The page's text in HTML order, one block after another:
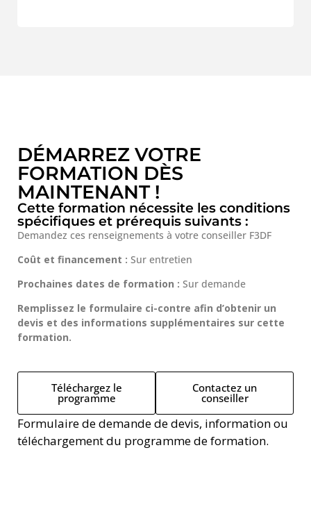
DÉMARREZ VOTRE
FORMATION DÈS
MAINTENANT !
Cette formation nécessite les conditions
spécifiques et prérequis suivants :
Demandez ces renseignements à votre conseiller F3DF
Coût et financement : Sur entretien
Prochaines dates de formation : Sur demande
Remplissez le formulaire ci-contre afin d’obtenir un
devis et des informations supplémentaires sur cette
formation.
Téléchargez le
programme
Contactez un
conseiller
Formulaire de demande de devis, information ou
téléchargement du programme de formation.